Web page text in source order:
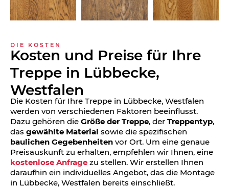
DIE KOSTEN
Kosten und Preise für Ihre
Treppe in Lübbecke,
Westfalen
Die Kosten für Ihre Treppe in Lübbecke, Westfalen
werden von verschiedenen Faktoren beeinflusst.
Dazu gehören die Größe der Treppe, der Treppentyp,
das gewählte Material sowie die spezifischen
baulichen Gegebenheiten vor Ort. Um eine genaue
Preisauskunft zu erhalten, empfehlen wir Ihnen, eine
kostenlose Anfrage zu stellen. Wir erstellen Ihnen
daraufhin ein individuelles Angebot, das die Montage
in Lübbecke, Westfalen bereits einschließt.